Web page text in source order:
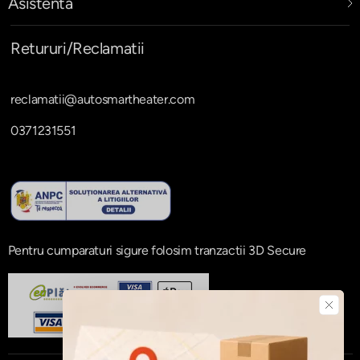
Retururi/Reclamatii
reclamatii@autosmartheater.com
0371231551
Pentru cumparaturi sigure folosim tranzactii 3D Secure
urile, doar cele necesare sau sa iti
personalizezi preferintele.
oricand din sectiunea dedicata
confidentialitatii.